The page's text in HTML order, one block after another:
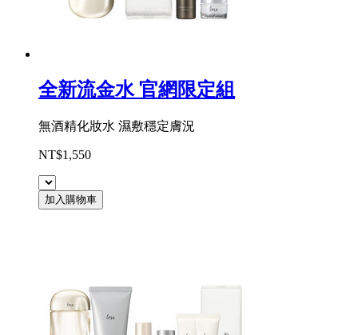
全新流金水 官網限定組
無酒精化妝水 濕敷穩定膚況
NT$1,550
加入購物車